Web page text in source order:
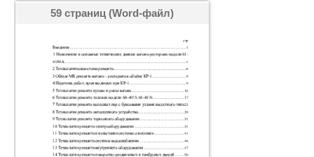
59 страниц (Word-файл)